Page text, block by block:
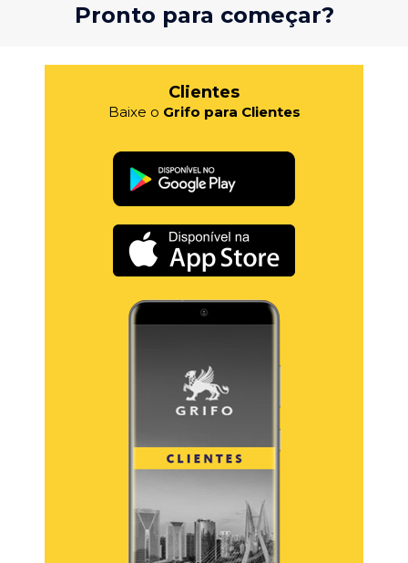
Pronto para começar?
Clientes
Baixe o Grifo para Clientes